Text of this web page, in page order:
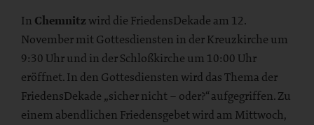
In Chemnitzwird die FriedensDekade am 12.
November mit Gottesdiensten in der Kreuzkirche um
9:30 Uhr und in der Schloßkirche um 10:00 Uhr
eröffnet. In den Gottesdiensten wird das Thema der
FriedensDekade „sicher nicht – oder?“ aufgegriffen. Zu
einem abendlichen Friedensgebet wird am Mittwoch,